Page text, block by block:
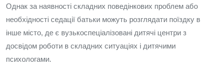
Однак за наявності складних поведінкових проблем або
необхідності седації батьки можуть розглядати поїздку в
інше місто, де є вузькоспеціалізовані дитячі центри з
досвідом роботи в складних ситуаціях і дитячими
психологами.